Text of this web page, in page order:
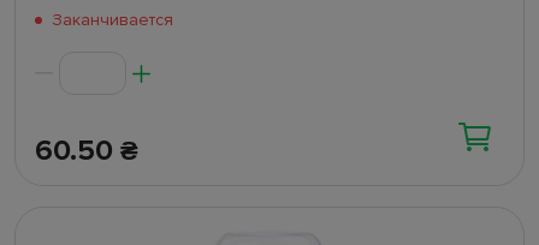
Заканчивается
60.50 ₴